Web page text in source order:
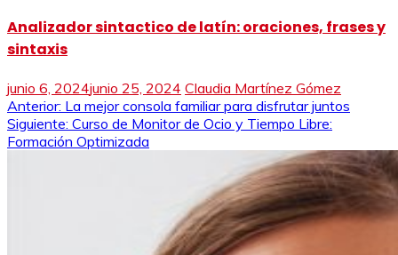
Analizador sintactico de latín: oraciones, frases y
sintaxis
junio 6, 2024junio 25, 2024 Claudia Martínez Gómez
Navegación
de
Anterior: La mejor consola familiar para disfrutar juntos
Siguiente: Curso de Monitor de Ocio y Tiempo Libre:
Formación Optimizada